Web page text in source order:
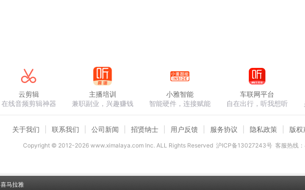
喜马拉雅
云剪辑
在线音频剪辑神器
主播培训
兼职副业，兴趣赚钱
小雅智能
智能硬件，连接赋能
车联网平台
自在出行，听我想听
关于我们 联系我们 公司新闻 招贤纳士 用户反馈 服务协议 隐私政策 版权
Copyright © 2012-2026www.ximalaya.com lnc. ALL Rights Reserved 沪ICP备13027243号 客服热线